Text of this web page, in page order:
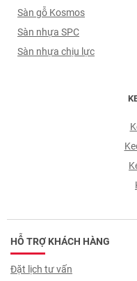
Sàn gỗ Kosmos
Sàn nhựa SPC
Sàn nhựa chịu lực
HỖ TRỢ KHÁCH HÀNG
Đặt lịch tư vấn